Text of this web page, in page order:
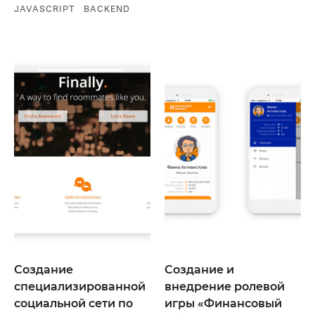
JAVASCRIPT
BACKEND
Создание
специализированной
социальной сети по
Создание и
внедрение ролевой
игры «Финансовый